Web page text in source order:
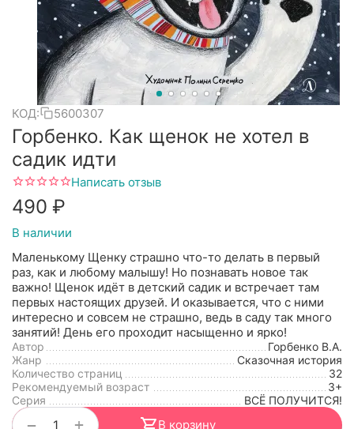
КОД: 5600307
Горбенко. Как щенок не хотел в
садик идти
Написать отзыв
‍490‍ ₽
В наличии
Маленькому Щенку страшно что-то делать в первый
раз, как и любому малышу! Но познавать новое так
важно! Щенок идёт в детский садик и встречает там
первых настоящих друзей. И оказывается, что с ними
интересно и совсем не страшно, ведь в саду так много
занятий! День его проходит насыщенно и ярко!
Автор
Горбенко В.А.
Жанр
Сказочная история
Количество страниц
32
Рекомендуемый возраст
3+
Серия
ВСЁ ПОЛУЧИТСЯ!
+
−
В корзину